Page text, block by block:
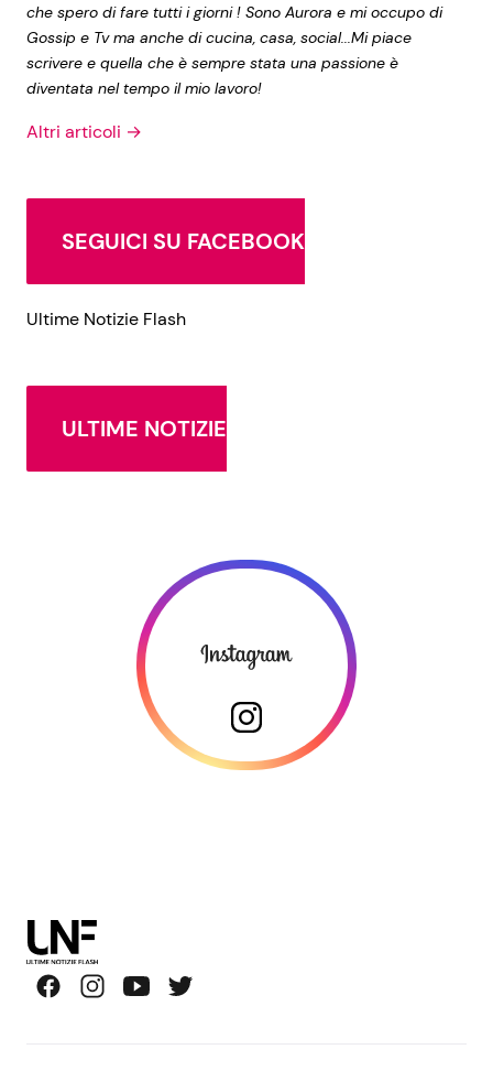
che spero di fare tutti i giorni ! Sono Aurora e mi occupo di
Gossip e Tv ma anche di cucina, casa, social...Mi piace
scrivere e quella che è sempre stata una passione è
diventata nel tempo il mio lavoro!
Altri articoli →
SEGUICI SU FACEBOOK
Ultime Notizie Flash
ULTIME NOTIZIE